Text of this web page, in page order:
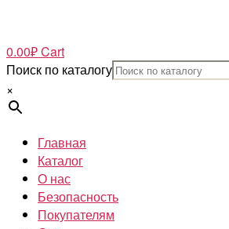
0.00₽Cart
Поиск по каталогу
×
Главная
Каталог
О нас
Безопасность
Покупателям